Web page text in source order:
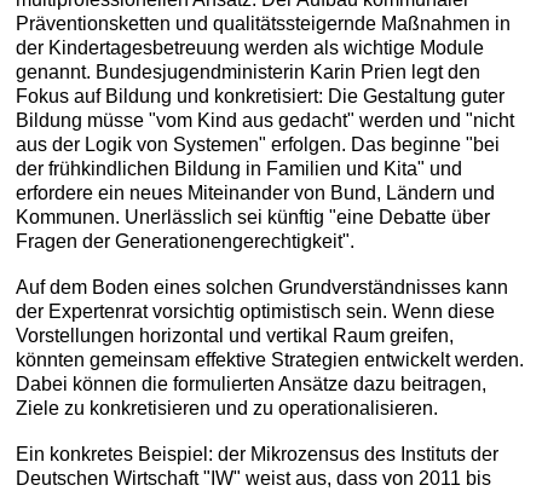
Präventionsketten und qualitätssteigernde Maßnahmen in
der Kindertagesbetreuung werden als wichtige Module
genannt. Bundesjugendministerin Karin Prien legt den
Fokus auf Bildung und konkretisiert: Die Gestaltung guter
Bildung müsse "vom Kind aus gedacht" werden und "nicht
aus der Logik von Systemen" erfolgen. Das beginne "bei
der frühkindlichen Bildung in Familien und Kita" und
erfordere ein neues Miteinander von Bund, Ländern und
Kommunen. Unerlässlich sei künftig "eine Debatte über
Fragen der Generationengerechtigkeit".
Auf dem Boden eines solchen Grundverständnisses kann
der Expertenrat vorsichtig optimistisch sein. Wenn diese
Vorstellungen horizontal und vertikal Raum greifen,
könnten gemeinsam effektive Strategien entwickelt werden.
Dabei können die formulierten Ansätze dazu beitragen,
Ziele zu konkretisieren und zu operationalisieren.
Ein konkretes Beispiel: der Mikrozensus des Instituts der
Deutschen Wirtschaft "IW" weist aus, dass von 2011 bis